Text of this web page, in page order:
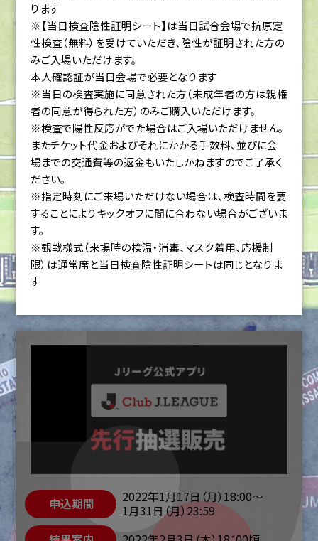
ります
※【当日検査陰性証明シート】は当日試合会場で抗原定
性検査（無料）を受けていただき、陰性が証明された方の
みご入場いただけます。
本人確認証が当日会場で必要となります
※当日の検査実施に同意された方（未成年者の方は親権
者の同意が得られた方）のみご購入いただけます。
※検査で陽性反応がでた場合はご入場いただけません。
またチケット代金およびそれにかかる手数料、並びに会
場までの交通費等の返金もいたしかねますのでご了承く
ださい。
※指定時刻にご来場いただけない場合は、検査時間を要
することによりキックオフに間に合わない場合がございま
す。
※観戦様式（来場時の検温・消毒、マスク着用、応援制
限）は通常席と当日検査陰性証明シートは同じとなりま
す
申込期間
2022年1月17日（月）18:00～
1月31日（月）23:59